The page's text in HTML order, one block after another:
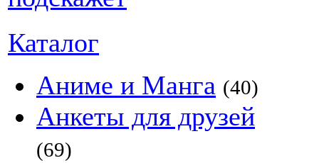
Каталог
Аниме и Манга (40)
Анкеты для друзей
(69)